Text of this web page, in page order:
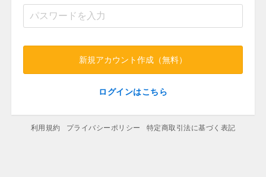
新規アカウント作成（無料）
ログインはこちら
利用規約 プライバシーポリシー 特定商取引法に基づく表記